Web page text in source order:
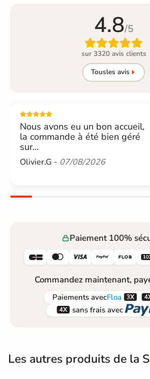
4.8/5

sur 3320 avis clients
Tousles avis
Nous avons eu un bon accueil,
la commande à été bien géré
sur...
Olivier.G - 07/08/2026
Paiement 100%
    
Commandez maintenant,
Paiements avecFloa 
 sans frais avec
Les autres produits de la